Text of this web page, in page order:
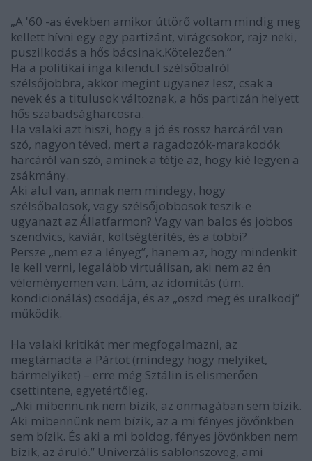
„A '60 -as években amikor úttörő voltam mindig meg
kellett hívni egy egy partizánt, virágcsokor, rajz neki,
puszilkodás a hős bácsinak.Kötelezően.”
Ha a politikai inga kilendül szélsőbalról
szélsőjobbra, akkor megint ugyanez lesz, csak a
nevek és a titulusok változnak, a hős partizán helyett
hős szabadságharcosra.
Ha valaki azt hiszi, hogy a jó és rossz harcáról van
szó, nagyon téved, mert a ragadozók-marakodók
harcáról van szó, aminek a tétje az, hogy kié legyen a
zsákmány.
Aki alul van, annak nem mindegy, hogy
szélsőbalosok, vagy szélsőjobbosok teszik-e
ugyanazt az Állatfarmon? Vagy van balos és jobbos
szendvics, kaviár, költségtérítés, és a többi?
Persze „nem ez a lényeg”, hanem az, hogy mindenkit
le kell verni, legalább virtuálisan, aki nem az én
véleményemen van. Lám, az idomítás (úm.
kondicionálás) csodája, és az „oszd meg és uralkodj”
működik.
Ha valaki kritikát mer megfogalmazni, az
megtámadta a Pártot (mindegy hogy melyiket,
bármelyiket) – erre még Sztálin is elismerően
csettintene, egyetértőleg.
„Aki mibennünk nem bízik, az önmagában sem bízik.
Aki mibennünk nem bízik, az a mi fényes jövőnkben
sem bízik. És aki a mi boldog, fényes jövőnkben nem
bízik, az áruló.” Univerzális sablonszöveg, ami